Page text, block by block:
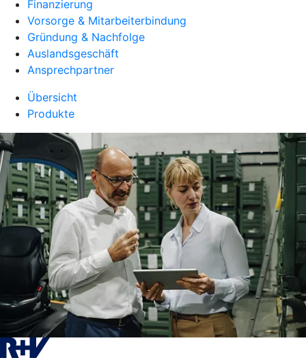
Finanzierung
Vorsorge & Mitarbeiterbindung
Gründung & Nachfolge
Auslandsgeschäft
Ansprechpartner
Übersicht
Produkte